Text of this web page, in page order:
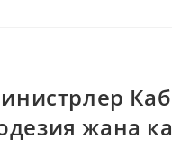
жана